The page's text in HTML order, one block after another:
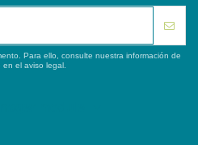
Para ello, consulte nuestra información de
en el aviso legal.